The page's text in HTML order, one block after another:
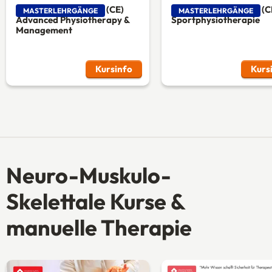
MASTERLEHRGÄNGE
Masterlehrgang MSc (CE)
Advanced Physiotherapy &
Management
Kursinfo
MASTERLEHRGÄNGE
Masterlehrgang MSc
Sportphysiotherapie
Neuro-Muskulo-
Skelettale Kurse &
manuelle Therapie